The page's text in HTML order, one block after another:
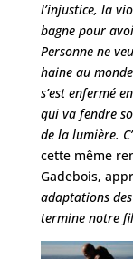
l’injustice, la
bagne pour
Personne ne
haine au
s’est enfermé
qui va fendre
de la lumière.
cette même
Gadebois,
adaptations
termine notre